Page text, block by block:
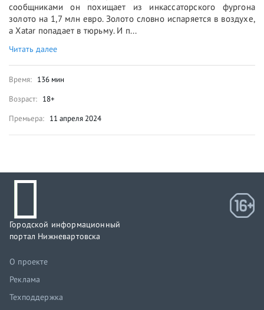
сообщниками он похищает из инкассаторского фургона
золото на 1,7 млн евро. Золото словно испаряется в воздухе,
а Xatar попадает в тюрьму. И п...
Читать далее
Время: 136 мин
Возраст: 18+
Премьера: 11 апреля 2024
Городской информационный
портал Нижневартовска
О проекте
Реклама
Техподдержка